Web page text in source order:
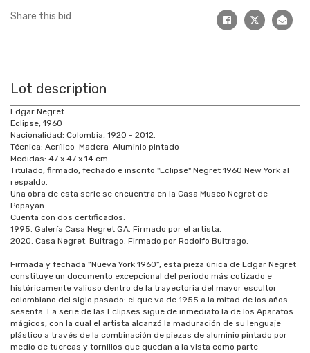
Share this bid
Lot description
Edgar Negret
Eclipse, 1960
Nacionalidad: Colombia, 1920 - 2012.
Técnica: Acrílico-Madera-Aluminio pintado
Medidas: 47 x 47 x 14 cm
Titulado, firmado, fechado e inscrito "Eclipse" Negret 1960 New York al
respaldo.
Una obra de esta serie se encuentra en la Casa Museo Negret de
Popayán.
Cuenta con dos certificados:
1995. Galería Casa Negret GA. Firmado por el artista.
2020. Casa Negret. Buitrago. Firmado por Rodolfo Buitrago.
Firmada y fechada “Nueva York 1960”, esta pieza única de Edgar Negret
constituye un documento excepcional del periodo más cotizado e
históricamente valioso dentro de la trayectoria del mayor escultor
colombiano del siglo pasado: el que va de 1955 a la mitad de los años
sesenta. La serie de las Eclipses sigue de inmediato la de los Aparatos
mágicos, con la cual el artista alcanzó la maduración de su lenguaje
plástico a través de la combinación de piezas de aluminio pintado por
medio de tuercas y tornillos que quedan a la vista como parte